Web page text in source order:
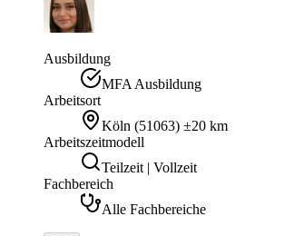
Ausbildung
MFA Ausbildung
Arbeitsort
Köln (51063) ±20 km
Arbeitszeitmodell
Teilzeit | Vollzeit
Fachbereich
Alle Fachbereiche